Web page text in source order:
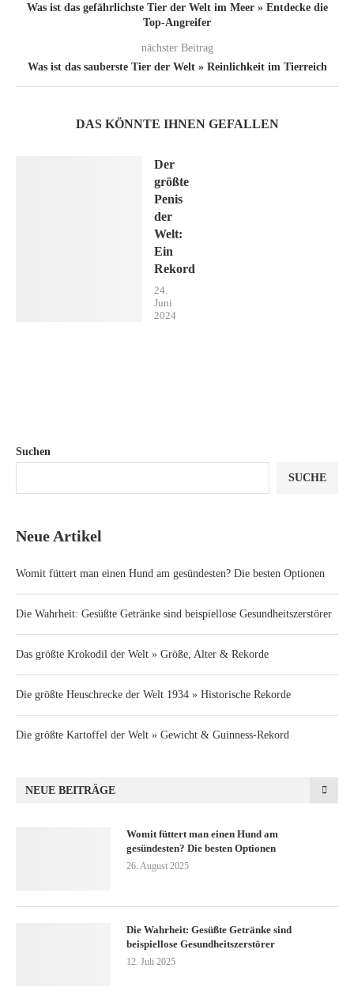
Was ist das gefährlichste Tier der Welt im Meer » Entdecke die
Top-Angreifer
nächster Beitrag
Was ist das sauberste Tier der Welt » Reinlichkeit im Tierreich
DAS KÖNNTE IHNEN GEFALLEN
Der
größte
Penis
der
Welt:
Ein
Rekord
24.
Juni
2024
Suchen
SUCHE
Neue Artikel
Womit füttert man einen Hund am gesündesten? Die besten Optionen
Die Wahrheit: Gesüßte Getränke sind beispiellose Gesundheitszerstörer
Das größte Krokodil der Welt » Größe, Alter & Rekorde
Die größte Heuschrecke der Welt 1934 » Historische Rekorde
Die größte Kartoffel der Welt » Gewicht & Guinness-Rekord
NEUE BEITRÄGE
Womit füttert man einen Hund am
gesündesten? Die besten Optionen
26. August 2025
Die Wahrheit: Gesüßte Getränke sind
beispiellose Gesundheitszerstörer
12. Juli 2025